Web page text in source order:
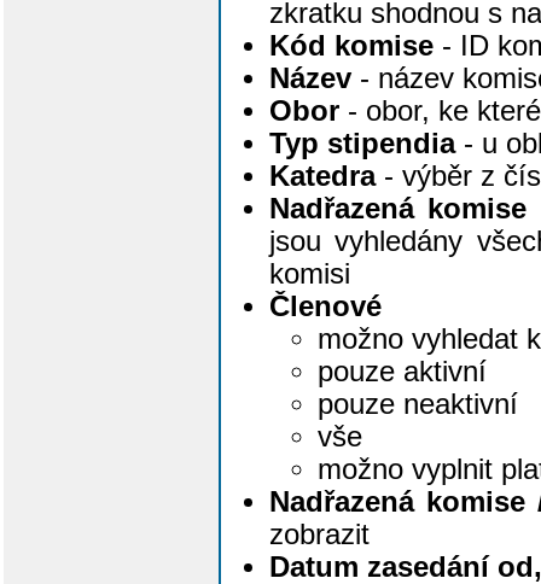
zkratku shodnou s
Kód komise - ID
Název - název
Obor - obor, ke
Typ stipendia- u
Katedra- výběr z
Nadřazená komise
jsou vyhledány
komisi
Členové
možno vyhledat
pouze aktivní
pouze neaktivní
vše
možno vyplnit
Nadřazená
zobrazit
Datum zasedání